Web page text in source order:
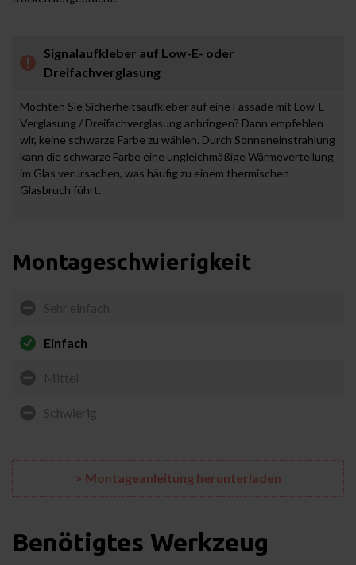
Signalaufkleber auf Low-E- oder
Dreifachverglasung
Möchten Sie Sicherheitsaufkleber auf eine Fassade mit Low-E-
Verglasung / Dreifachverglasung anbringen? Dann empfehlen
wir, keine schwarze Farbe zu wählen. Durch Sonneneinstrahlung
kann die schwarze Farbe eine ungleichmäßige Wärmeverteilung
im Glas verursachen, was häufig zu einem thermischen
Glasbruch führt.
Montageschwierigkeit
Sehr einfach
Einfach
Mittel
Schwierig
> Montageanleitung herunterladen
Benötigtes Werkzeug